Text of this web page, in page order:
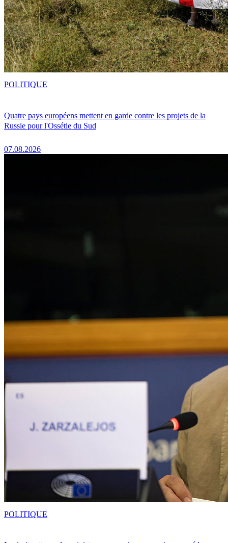
Quatre pays européens mettent en garde contre les projets de la
Russie pour l'Ossétie du Sud
07.08.2026
POLITIQUE
POLITIQUE